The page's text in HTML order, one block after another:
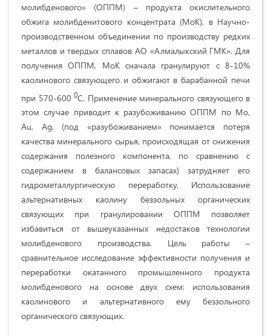
молибденового» (ОППМ) – продукта окислительного
обжига молибденитового концентрата (МоК), в Научно-
производственном объединении по производству редких
металлов и твердых сплавов АО «Алмалыкский ГМК». Для
получения ОППМ, МоК сначала гранулируют с 8-10%
каолинового связующего и обжигают в барабанной печи
при 570-600 0С. Применение минерального связующего в
этом случае приводит к разубоживанию ОППМ по Мо,
Au, Ag, (под «разубоживанием» понимается потеря
качества минерального сырья, происходящая от снижения
содержания полезного компонента, по сравнению с
содержанием в балансовых запасах) затрудняет его
гидрометаллургическую переработку. Использование
альтернативных каолину беззольных органических
связующих при гранулировании ОППМ позволяет
избавиться от вышеуказанных недостаков технологии
молибденового производства. Цель работы –
сравнительное исследование эффективности получения и
переработки окатанного промышленного продукта
молибденового на основе двух схем: использования
каолинового и альтернативного ему беззольного
органического связующих.